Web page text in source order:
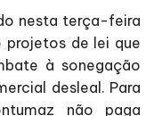
nesta terça-feira
projetos de lei que
à sonegação
desleal. Para
não paga